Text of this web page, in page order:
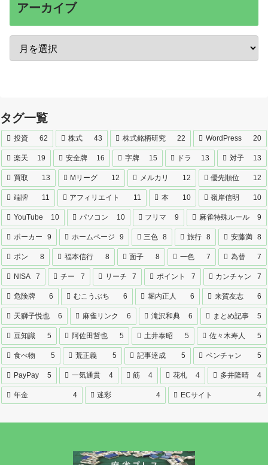
アーカイブ
タグ一覧
投資 62 株式 43 株式銘柄研究 22 WordPress 20
楽天 19 安全牌 16 字牌 15 ドラ 13 対子 13
買取 13 Mリーグ 12 メルカリ 12 優先順位 12
端牌 11 アフィリエイト 11 本 10 嶺岸信明 10
YouTube 10 パソコン 10 フリマ 9 麻雀特殊ルール 9
ポーカー 9 ホームページ 9 三色 8 旅行 8 安藤満 8
ポン 8 福本信行 8 面子 8 一色 7 為替 7
NISA 7 チー 7 リーチ 7 ポイント 7 カンチャン 7
危険牌 6 むこうぶち 6 堀内正人 6 来賀友志 6
天獅子悦也 6 麻雀リンク 6 滝沢和典 6 まとめ記事 5
豆知識 5 阿佐田哲也 5 土井泰昭 5 佐々木寿人 5
食べ物 5 荒正義 5 記事達成 5 ペンチャン 5
PayPay 5 一気通貫 4 筋 4 花札 4 多井隆晴 4
年金 4 迷彩 4 ECサイト 4